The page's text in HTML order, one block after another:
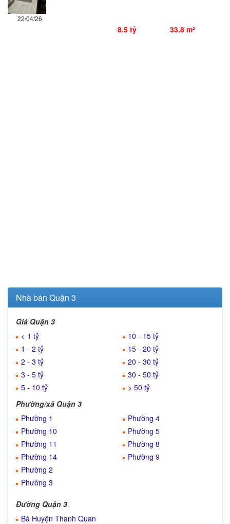
22/04/26
8.5 tỷ 33.8 m²
Nhà bán Quận 3
Giá Quận 3
< 1 tỷ
1 - 2 tỷ
2 - 3 tỷ
3 - 5 tỷ
5 - 10 tỷ
10 - 15 tỷ
15 - 20 tỷ
20 - 30 tỷ
30 - 50 tỷ
> 50 tỷ
Phường/xã Quận 3
Phường 1
Phường 10
Phường 11
Phường 14
Phường 2
Phường 3
Phường 4
Phường 5
Phường 8
Phường 9
Đường Quận 3
Bà Huyện Thanh Quan